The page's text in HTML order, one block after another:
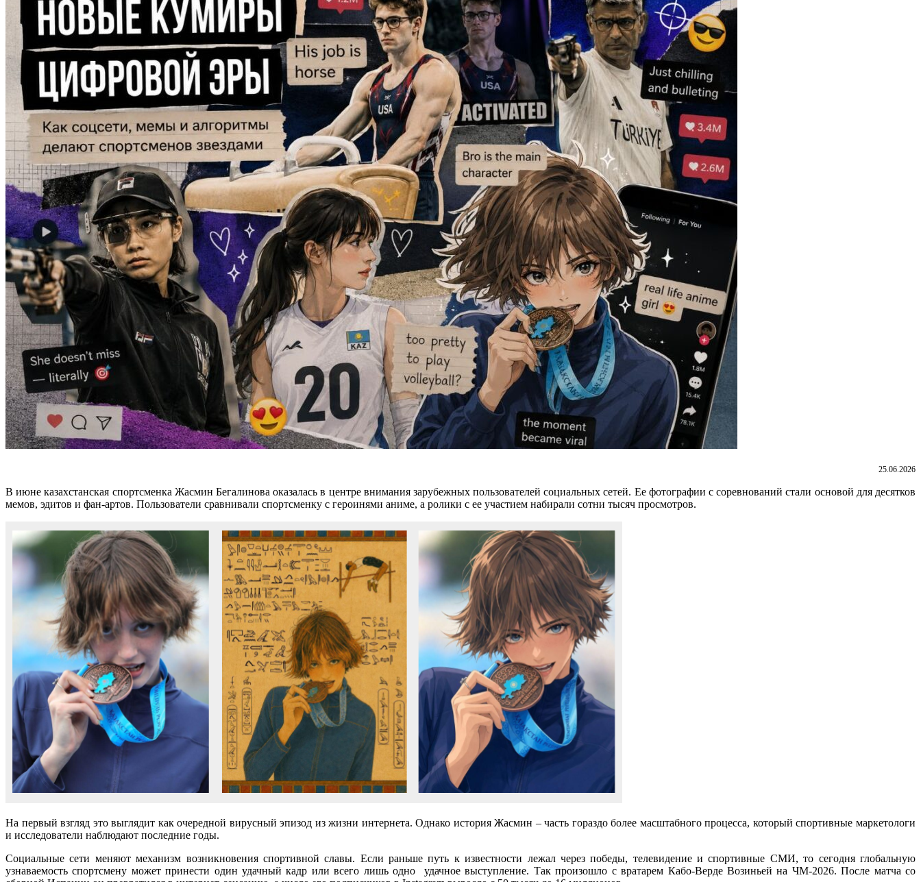
25.06.2026
В июне казахстанская спортсменка Жасмин Бегалинова оказалась в центре внимания зарубежных пользователей социальных сетей. Ее фотографии с соревнований стали основой для десятков
мемов, эдитов и фан-артов. Пользователи сравнивали спортсменку с героинями аниме, а ролики с ее участием набирали сотни тысяч просмотров.
На первый взгляд это выглядит как очередной вирусный эпизод из жизни интернета. Однако история Жасмин – часть гораздо более масштабного процесса, который спортивные маркетологи
и исследователи наблюдают последние годы.
Социальные сети меняют механизм возникновения спортивной славы. Если раньше путь к известности лежал через победы, телевидение и спортивные СМИ, то сегодня глобальную
узнаваемость спортсмену может принести один удачный кадр или всего лишь одно удачное выступление. Так произошло с вратарем Кабо-Верде Возиньей на ЧМ-2026. После матча со